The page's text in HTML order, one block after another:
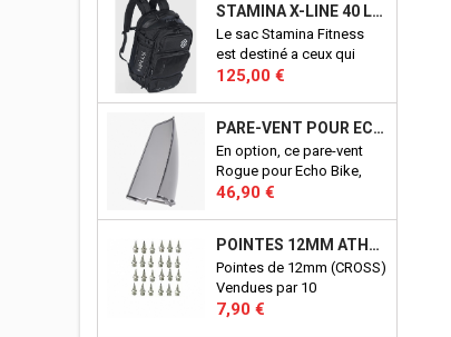
performances élevées sur
les barres sales ou
mouillées. Excellents
aussi pour les anneaux.
STAMINA X-LINE 40 LITRES
Le sac Stamina Fitness
est destiné a ceux qui
veulent un sac qui permet
la pratique du CrossFit©.
D'une conceptions
robuste, il vous
accompagnera pendant
compétition. Aucun détail,
n'a été laissé au hasard !
Prix
125,00 €
PARE-VENT POUR ECHO BIKE ROGUE (ECHO BIKE WIND GUARD V3)
En option, ce pare-vent
Rogue pour Echo Bike,
vous protègera du vent
Produit officiel Rogue.
Prix
46,90 €
POINTES 12MM ATHLÉTISME
Pointes de 12mm (CROSS)
Vendues par 10
Prix
7,90 €